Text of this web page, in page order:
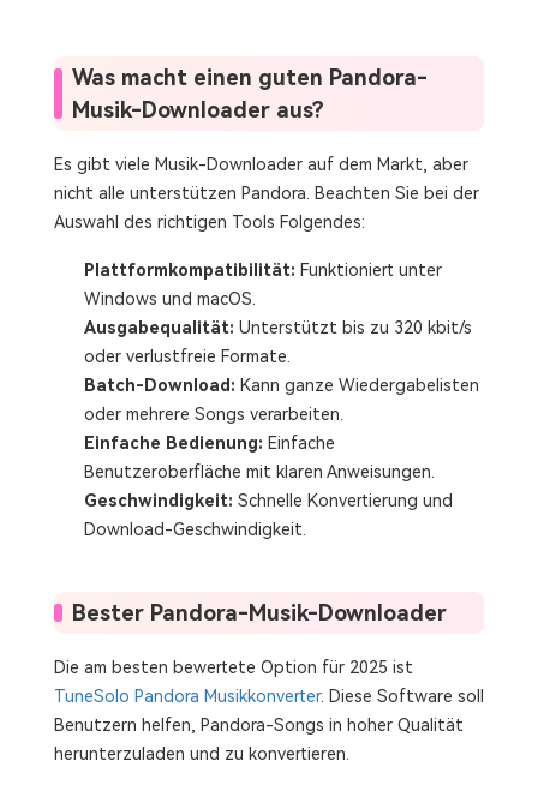
Was macht einen guten Pandora-
Musik-Downloader aus?
Es gibt viele Musik-Downloader auf dem Markt, aber
nicht alle unterstützen Pandora. Beachten Sie bei der
Auswahl des richtigen Tools Folgendes:
Plattformkompatibilität: Funktioniert unter
Windows und macOS.
Ausgabequalität: Unterstützt bis zu 320 kbit/s
oder verlustfreie Formate.
Batch-Download: Kann ganze Wiedergabelisten
oder mehrere Songs verarbeiten.
Einfache Bedienung: Einfache
Benutzeroberfläche mit klaren Anweisungen.
Geschwindigkeit: Schnelle Konvertierung und
Download-Geschwindigkeit.
Bester Pandora-Musik-Downloader
Die am besten bewertete Option für 2025 ist
TuneSolo Pandora Musikkonverter. Diese Software soll
Benutzern helfen, Pandora-Songs in hoher Qualität
herunterzuladen und zu konvertieren.